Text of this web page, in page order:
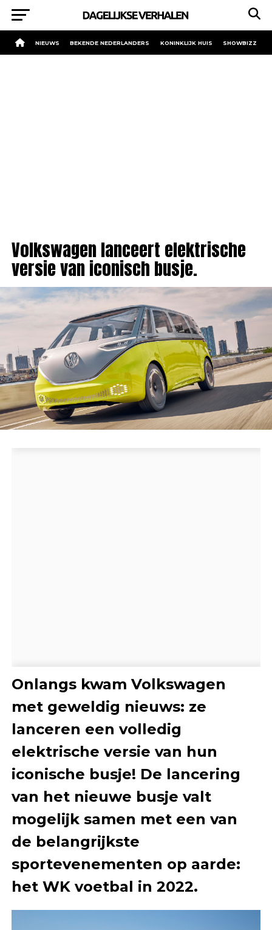
NIEUWS BEKENDE NEDERLANDERS KONINKLIJK HUIS SHOWBIZZ
Volkswagen lanceert elektrische
versie van iconisch busje.
Onlangs kwam Volkswagen
met geweldig nieuws: ze
lanceren een volledig
elektrische versie van hun
iconische busje! De lancering
van het nieuwe busje valt
mogelijk samen met een van
de belangrijkste
sportevenementen op aarde:
het WK voetbal in 2022.